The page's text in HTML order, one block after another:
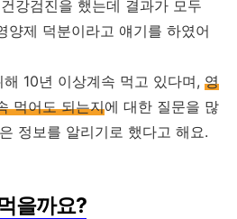
강검진을 했는데 결과가 모두
양제 덕분이라고 얘기를 하였어
10년 이상계속 먹고 있다며, 영
먹어도 되는지에 대한 질문을 많
정보를 알리기로 했다고 해요.
을까요?